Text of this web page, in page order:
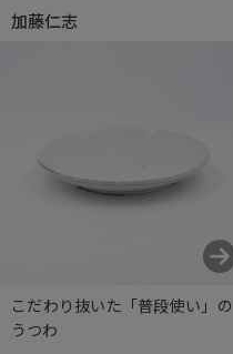
加藤仁志
こだわり抜いた「普段使い」の
うつわ